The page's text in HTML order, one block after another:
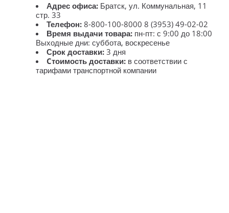
Адрес офиса: Братск, ул. Коммунальная, 11
стр. 33
Телефон: 8-800-100-8000 8 (3953) 49-02-02
Время выдачи товара: пн-пт: с 9:00 до 18:00
Выходные дни: суббота, воскресенье
Срок доставки: 3 дня
Cтоимость доставки: в соответствии с
тарифами транспортной компании